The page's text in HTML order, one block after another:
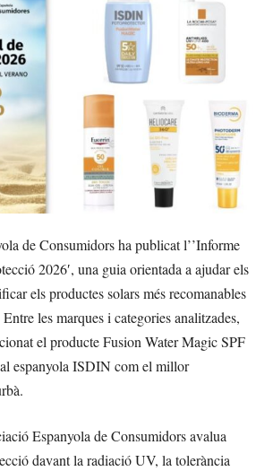
de Consumidors ha publicat l’’Informe
2026′, una guia orientada a ajudar els
els productes solars més recomanables
les marques i categories analitzades,
el producte Fusion Water Magic SPF
espanyola ISDIN com el millor
Espanyola de Consumidors avalua
davant la radiació UV, la tolerància